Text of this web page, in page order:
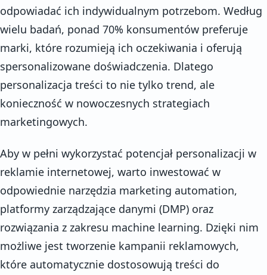
odpowiadać ich indywidualnym potrzebom. Według
wielu badań, ponad 70% konsumentów preferuje
marki, które rozumieją ich oczekiwania i oferują
spersonalizowane doświadczenia. Dlatego
personalizacja treści to nie tylko trend, ale
konieczność w nowoczesnych strategiach
marketingowych.
Aby w pełni wykorzystać potencjał personalizacji w
reklamie internetowej, warto inwestować w
odpowiednie narzędzia marketing automation,
platformy zarządzające danymi (DMP) oraz
rozwiązania z zakresu machine learning. Dzięki nim
możliwe jest tworzenie kampanii reklamowych,
które automatycznie dostosowują treści do